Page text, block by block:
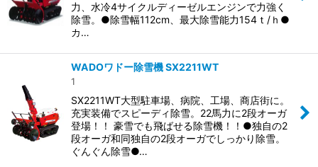
力、水冷4サイクルディーゼルエンジンで力強く
除雪。●除雪幅112cm、最大除雪能力154ｔ/ｈ●
カ…
WADOワドー除雪機 SX2211WT
1
SX2211WT大型駐車場、病院、工場、商店街に。
充実装備でスピーディ除雪。22馬力に2段オーガ
登場！！ 豪雪でも飛ばせる除雪機！！●独自の2
段オーガ和同独自の2段オーガでしっかり除雪。
ぐんぐん除雪●…